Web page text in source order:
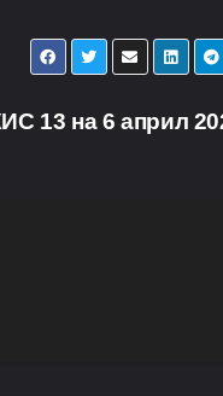
13 на 6 април